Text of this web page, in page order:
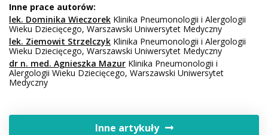
Inne prace autorów:
lek. Dominika Wieczorek Klinika Pneumonologii i Alergologii
Wieku Dziecięcego, Warszawski Uniwersytet Medyczny
lek. Ziemowit Strzelczyk Klinika Pneumonologii i Alergologii
Wieku Dziecięcego, Warszawski Uniwersytet Medyczny
dr n. med. Agnieszka Mazur Klinika Pneumonologii i
Alergologii Wieku Dziecięcego, Warszawski Uniwersytet
Medyczny
Inne artykuły